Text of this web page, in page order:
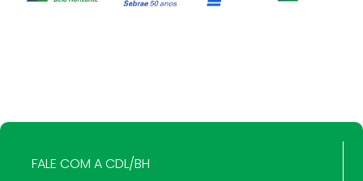
FALE COM A CDL/BH